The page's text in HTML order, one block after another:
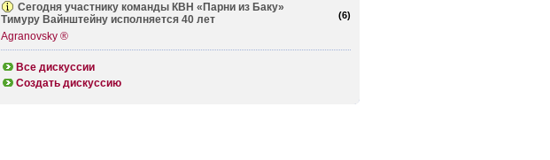
(6)
Сегодня участнику команды КВН «Парни из Баку»
Тимуру Вайнштейну исполняется 40 лет
Agranovsky ®
Все дискуссии
Создать дискуссию